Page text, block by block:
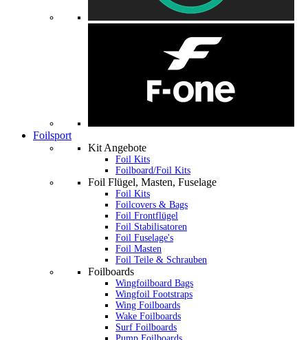
Foilsport
Kit Angebote
Foil Kits
Foilboard/Foil Kits
Foil Flügel, Masten, Fuselage
Foil Kits
Foilcovers & Bags
Foil Frontflügel
Foil Stabilisatoren
Foil Fuselage's
Foil Masten
Foil Teile & Schrauben
Foilboards
Wingfoilboard Bags
Wingfoil Footstraps
Wing Foilboards
Wake Foilboards
Surf Foilboards